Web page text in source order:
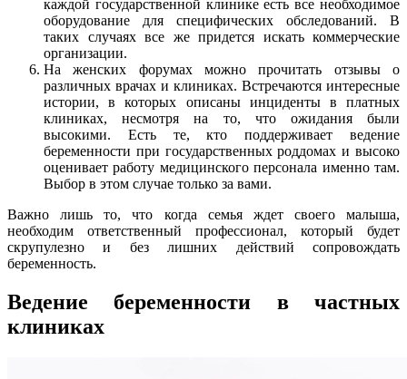
каждой государственной клинике есть все необходимое
оборудование для специфических обследований. В
таких случаях все же придется искать коммерческие
организации.
На женских форумах можно прочитать отзывы о
различных врачах и клиниках. Встречаются интересные
истории, в которых описаны инциденты в платных
клиниках, несмотря на то, что ожидания были
высокими. Есть те, кто поддерживает ведение
беременности при государственных роддомах и высоко
оценивает работу медицинского персонала именно там.
Выбор в этом случае только за вами.
Важно лишь то, что когда семья ждет своего малыша,
необходим ответственный профессионал, который будет
скрупулезно и без лишних действий сопровождать
беременность.
Ведение беременности в частных
клиниках